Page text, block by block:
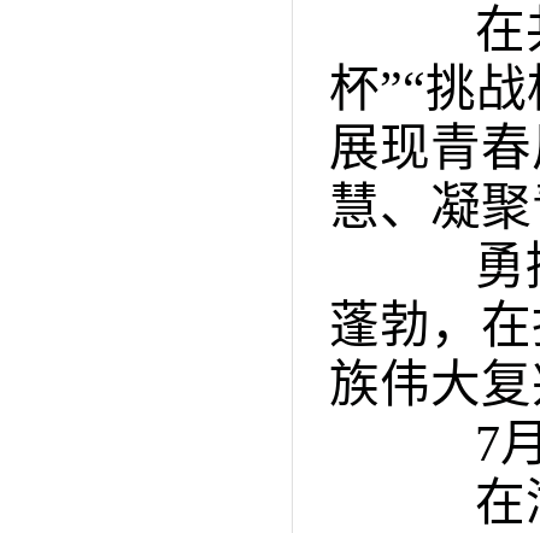
在共
杯”“挑
展现青
慧、凝
勇挑
蓬勃，
族伟大
7月
在湖